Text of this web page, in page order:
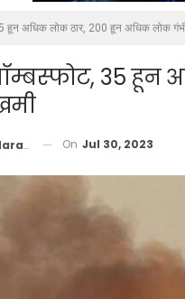
हून अधिक लोक ठार, 200 हून अधिक लोक
35
On Jul 30, 2023